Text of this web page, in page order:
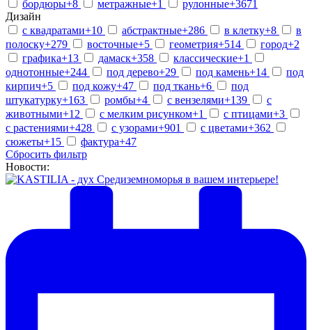
бордюры+8 метражные+1 рулонные+3671
Дизайн
c квадратами+10 абстрактные+286 в клетку+8
в
полоску+279 восточные+5 геометрия+514 город+2
графика+13 дамаск+358 классические+1
однотонные+244 под дерево+29 под камень+14
под
кирпич+5 под кожу+47 под ткань+6
под
штукатурку+163 ромбы+4 с вензелями+139
с
животными+12 с мелким рисунком+1 с птицами+3
с растениями+428 с узорами+901 с цветами+362
сюжеты+15 фактура+47
Сбросить фильтр
Новости: